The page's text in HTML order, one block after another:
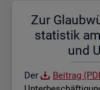
Zur
sta­tis­tik
und
Der Bei­trag